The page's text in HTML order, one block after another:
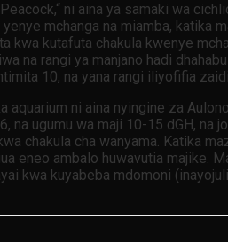
ni aina ya samaki wa
mchanga na miamba,
kwa kutafuta chakula kwenye
na rangi ya manjano hadi
10, na yana rangi iliyofifia
ni aina nyingine za
ugumu wa maji 10-15 dGH, na
chakula cha wanyama. Katika
eneo ambalo huwavutia
kwa kuyabeba mdomoni